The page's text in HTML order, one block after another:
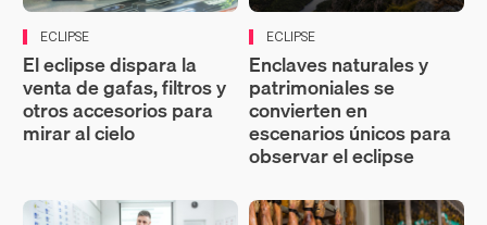
ECLIPSE
El eclipse dispara la
venta de gafas, filtros y
otros accesorios para
mirar al cielo
ECLIPSE
Enclaves naturales y
patrimoniales se
convierten en
escenarios únicos para
observar el eclipse